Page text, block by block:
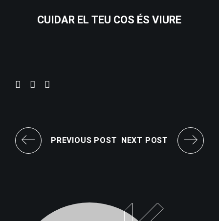
CUIDAR EL TEU COS ÉS VIURE
PREVIOUS POST NEXT POST